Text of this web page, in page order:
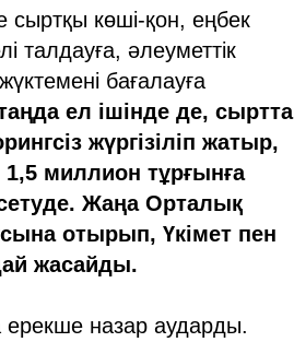
сыртқы көші-қон, еңбек
талдауға, әлеуметтік
бағалауға
ел ішінде де, сыртта
жүргізіліп жатыр,
миллион тұрғынға
Жаңа Орталық
отырып, Үкімет пен
жасайды.
ерекше назар аударды.